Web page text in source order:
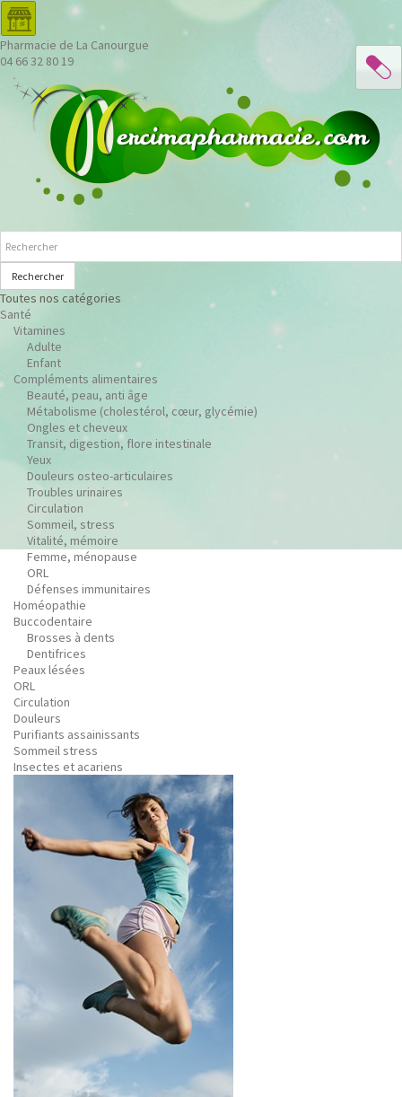
Pharmacie de La Canourgue
04 66 32 80 19
Rechercher
Toutes nos catégories
Santé
Vitamines
Adulte
Enfant
Compléments alimentaires
Beauté, peau, anti âge
Métabolisme (cholestérol, cœur, glycémie)
Ongles et cheveux
Transit, digestion, flore intestinale
Yeux
Douleurs osteo-articulaires
Troubles urinaires
Circulation
Sommeil, stress
Vitalité, mémoire
Femme, ménopause
ORL
Défenses immunitaires
Homéopathie
Buccodentaire
Brosses à dents
Dentifrices
Peaux lésées
ORL
Circulation
Douleurs
Purifiants assainissants
Sommeil stress
Insectes et acariens